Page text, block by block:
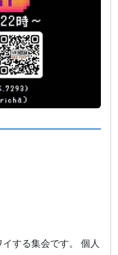
する集会です。 個人